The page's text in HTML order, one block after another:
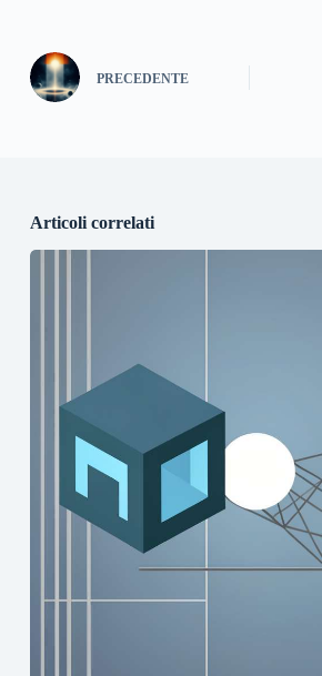
PRECEDENTE
Articoli correlati